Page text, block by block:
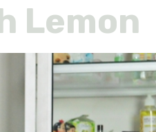
Lemon